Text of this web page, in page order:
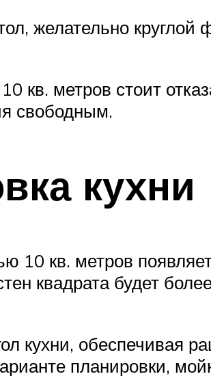
желательно
метров стоит
свободным.
кухни
10 кв. метров
квадрата будет
кухни, обеспечивая
планировки,